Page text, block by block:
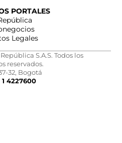
PORTALES
Legales
S.A.S. Todos los
reservados.
32, Bogotá
1 4227600